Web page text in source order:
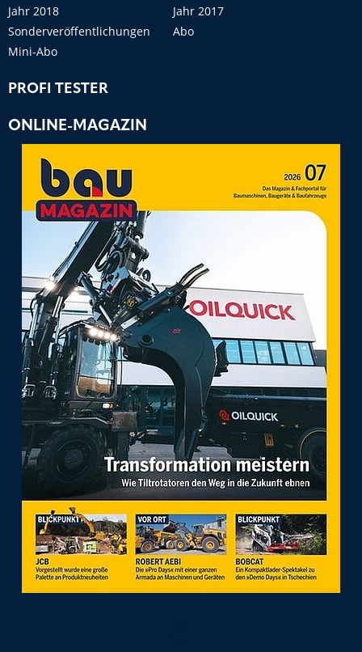
Jahr 2018
Jahr 2017
Sonderveröffentlichungen
Abo
Mini-Abo
PROFI TESTER
ONLINE-MAGAZIN